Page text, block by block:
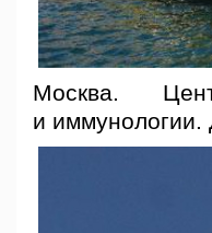
Москва.
и иммунологии.